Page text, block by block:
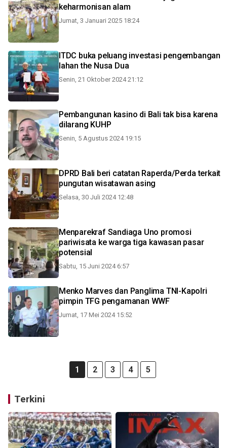
keharmonisan alam
Jumat, 3 Januari 2025 18:24
ITDC buka peluang investasi pengembangan
lahan the Nusa Dua
Senin, 21 Oktober 2024 21:12
Pembangunan kasino di Bali tak bisa karena
dilarang KUHP
Senin, 5 Agustus 2024 19:15
DPRD Bali beri catatan Raperda/Perda terkait
pungutan wisatawan asing
Selasa, 30 Juli 2024 12:48
Menparekraf Sandiaga Uno promosi
pariwisata ke warga tiga kawasan pasar
potensial
Sabtu, 15 Juni 2024 6:57
Menko Marves dan Panglima TNI-Kapolri
pimpin TFG pengamanan WWF
Jumat, 17 Mei 2024 15:52
1 2 3 4 5
Terkini